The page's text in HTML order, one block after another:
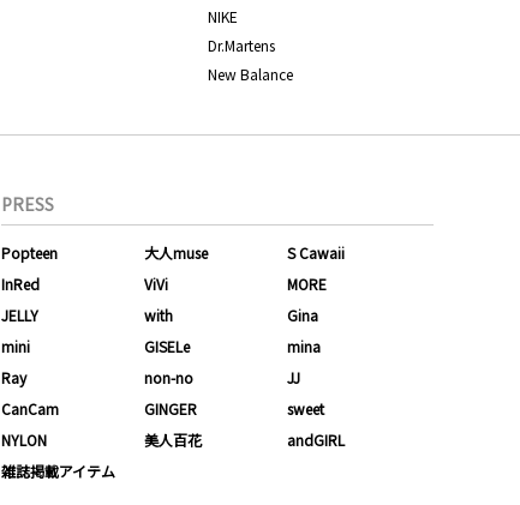
NIKE
Dr.Martens
New Balance
PRESS
Popteen 大人muse
S Cawaii
InRed
ViVi
MORE
JELLY
with
Gina
mini
GISELe
mina
Ray
non-no
JJ
CanCam
GINGER
sweet
NYLON
美人百花
andGIRL
雑誌掲載アイテム